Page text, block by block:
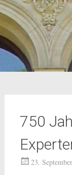
750
23.